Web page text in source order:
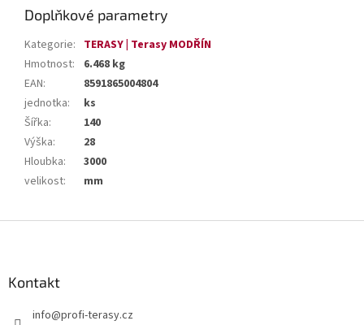
Doplňkové parametry
Kategorie: TERASY | Terasy MODŘÍN
Hmotnost:
6.468 kg
EAN:
8591865004804
jednotka:
ks
Šířka:
140
Výška:
28
Hloubka:
3000
velikost: mm
Kontakt
info@profi-terasy.cz